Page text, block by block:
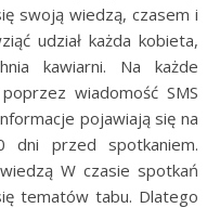
swoją wiedzą, czasem i
udział każda kobieta,
kawiarni. Na każde
wiadomość SMS
pojawiają się na
dni przed spotkaniem.
W czasie spotkań
tematów tabu. Dlatego